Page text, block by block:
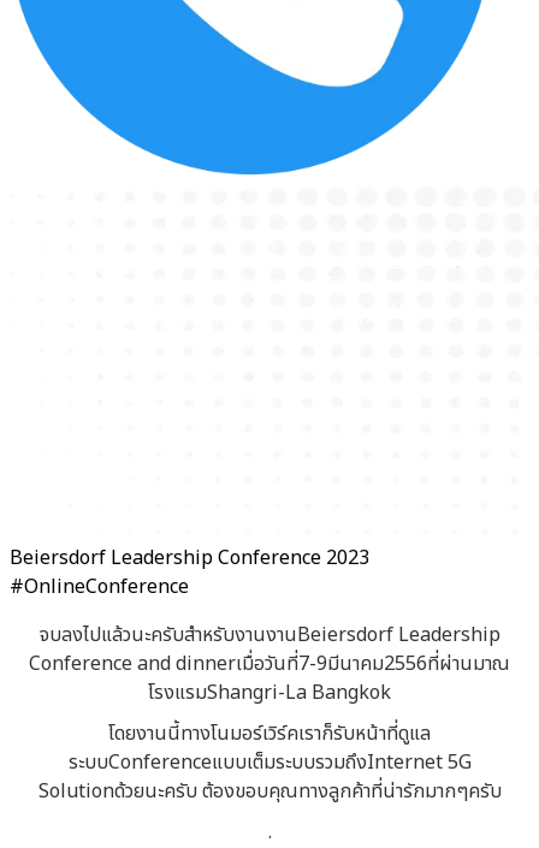
Beiersdorf Leadership Conference 2023
#OnlineConference
จบลงไปแล้วนะครับสำหรับงานงานBeiersdorf Leadership
Conference and dinnerเมื่อวันที่7-9มีนาคม2556ที่ผ่านมาณ
โรงแรมShangri-La Bangkok
โดยงานนี้ทางโนมอร์เวิร์คเราก็รับหน้าที่ดูแล
ระบบConferenceแบบเต็มระบบรวมถึงInternet 5G
Solutionด้วยนะครับ ต้องขอบคุณทางลูกค้าที่น่ารักมากๆครับ
.